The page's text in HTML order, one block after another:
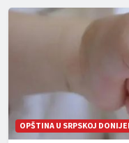
OPŠTINA U SRPSKOJ